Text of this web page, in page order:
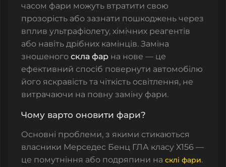
часом фари можуть втратити свою
прозорість або зазнати пошкоджень через
вплив ультрафіолету, хімічних реагентів
або навіть дрібних камінців. Заміна
зношеного скла фар на нове — це
ефективний спосіб повернути автомобілю
його яскравість та чіткість освітлення, не
витрачаючи на повну заміну фари.
Чому варто оновити фари?
Основні проблеми, з якими стикаються
власники Мерседес Бенц ГЛА класу Х156 —
це помутніння або подряпини на склі фари.